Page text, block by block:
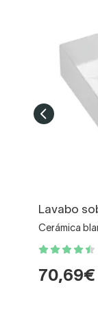
Lavabo
Cerámica
70,69€